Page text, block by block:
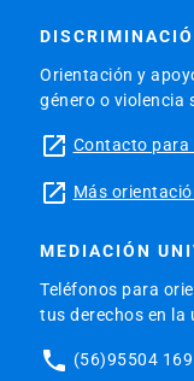
Orientación y
género o violencia
launch Contacto para
launch Más
MEDIACIÓN
Teléfonos para
tus derechos en la
phone (56)95504